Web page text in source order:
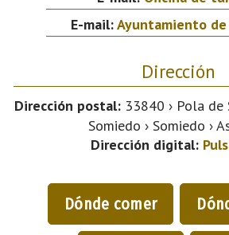
E-mail:Ayuntamiento
Dirección
Dirección postal: 33840 › Pola
Somiedo › Somiedo ›
Dirección digital:
Dónde comer